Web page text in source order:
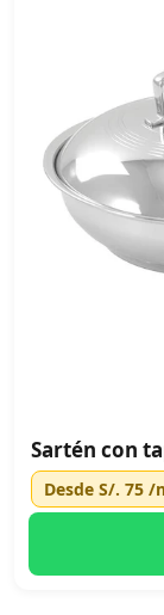
Sartén con
Desde S/. 75 /